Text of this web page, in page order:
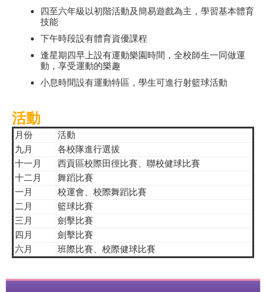
四至六年級以初階活動及簡易遊戲為主，學習基本體育
技能
下午時段設有體育資優課程
逢星期四早上設有運動樂園時間，全校師生一同做運
動，享受運動的樂趣
小息時間設有運動特區，學生可進行射籃球活動
活動
月份
活動
九月
各校隊進行選拔
十一月
西貢區校際田徑比賽、聯校健球比賽
十二月
舞蹈比賽
一月
校運會、校際舞蹈比賽
二月
籃球比賽
三月
劍擊比賽
四月
劍擊比賽
六月
班際比賽、校際健球比賽